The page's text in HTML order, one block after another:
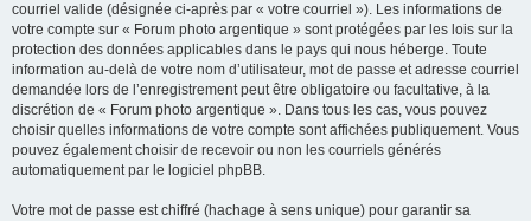
courriel valide (désignée ci-après par « votre courriel »). Les informations de
votre compte sur « Forum photo argentique » sont protégées par les lois sur la
protection des données applicables dans le pays qui nous héberge. Toute
information au-delà de votre nom d’utilisateur, mot de passe et adresse courriel
demandée lors de l’enregistrement peut être obligatoire ou facultative, à la
discrétion de « Forum photo argentique ». Dans tous les cas, vous pouvez
choisir quelles informations de votre compte sont affichées publiquement. Vous
pouvez également choisir de recevoir ou non les courriels générés
automatiquement par le logiciel phpBB.
Votre mot de passe est chiffré (hachage à sens unique) pour garantir sa